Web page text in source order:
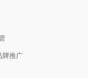
牌推广